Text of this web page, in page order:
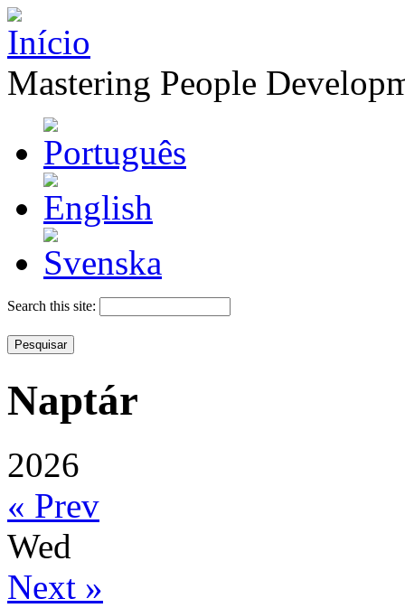
Mastering People
Search this site:
Naptár
2026
« Prev
Wed
Next »